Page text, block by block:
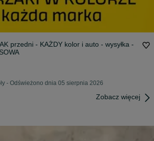
przedni - KAŻDY kolor i auto - wysyłka -
- Odświeżono dnia 05 sierpnia 2026
Zobacz więcej